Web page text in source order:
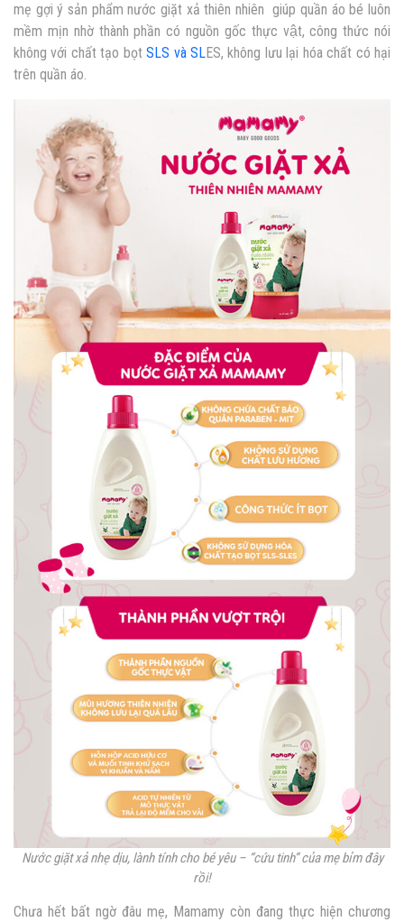
mẹ gợi ý sản phẩmnước giặt xả thiên nhiên giúp quần áo bé luôn
mềm mịn nhờ thành phần có nguồn gốc thực vật, công thức nói
không với chất tạo bọtSLS và SLES, không lưu lại hóa chất có hại
trên quần áo.
Nước giặt xả nhẹ dịu, lành tính cho bé yêu – “cứu tinh” của mẹ bỉm đây
rồi!
Chưa hết bất ngờ đâu mẹ, Mamamy còn đang thực hiện chương